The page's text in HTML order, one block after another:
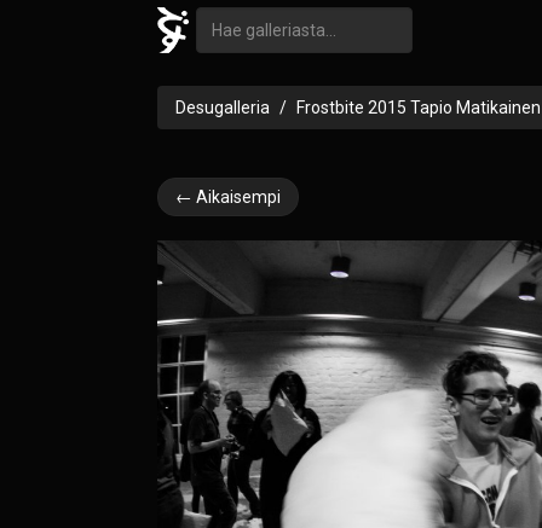
Desugalleria Frostbite 2015 Tapio Matikainen
← Aikaisempi